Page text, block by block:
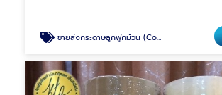
ขายส่งกระดาษลูกฟูกม้วน (Corrugated Paper)